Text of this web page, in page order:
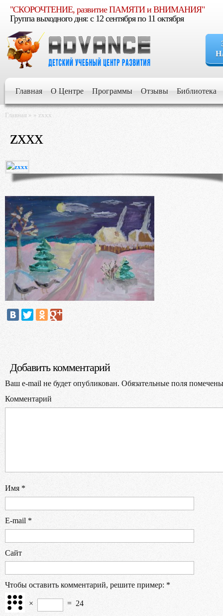
"СКОРОЧТЕНИЕ, развитие ПАМЯТИ и ВНИМАНИЯ"
Группа выходного дня: c 12 сентября по 11 октября
Главная О Центре Программы Отзывы Библиотека
Если Вы
расти умным,
Если Вы
Если Вы
обучении и
Главная » » zxxx
zxxx
Добавить комментарий
Ваш e-mail не будет опубликован. Обязательные поля
Комментарий
Имя *
E-mail *
Сайт
Чтобы оставить комментарий, решите пример: *
× = 24